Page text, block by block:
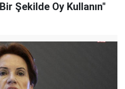
Şekilde Oy Kullanın"